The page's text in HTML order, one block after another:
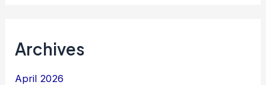
Archives
April 2026